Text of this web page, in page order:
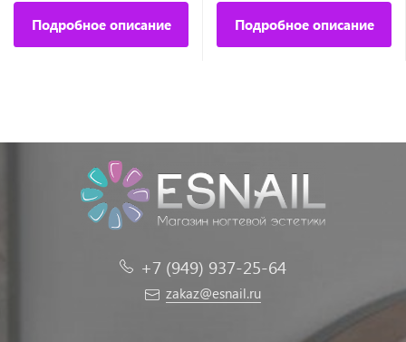
Подробное описание Подробное описание
+7 (949) 937-25-64
zakaz@esnail.ru